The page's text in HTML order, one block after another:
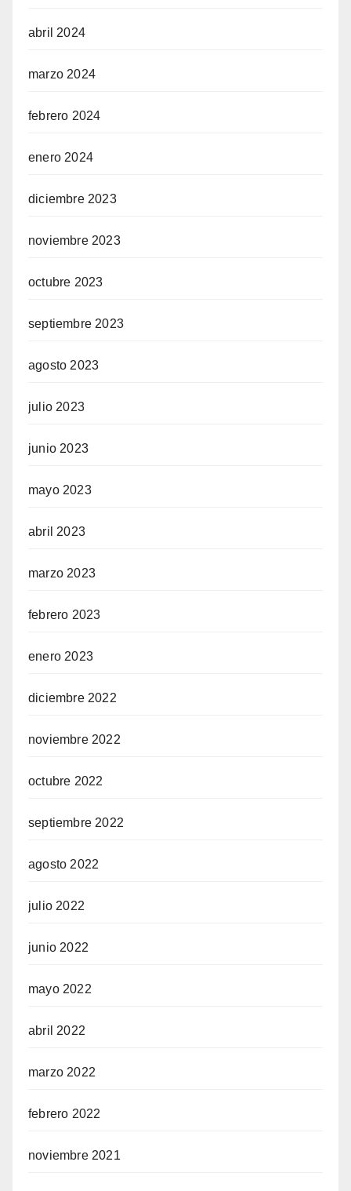
abril 2024
marzo 2024
febrero 2024
enero 2024
diciembre 2023
noviembre 2023
octubre 2023
septiembre 2023
agosto 2023
julio 2023
junio 2023
mayo 2023
abril 2023
marzo 2023
febrero 2023
enero 2023
diciembre 2022
noviembre 2022
octubre 2022
septiembre 2022
agosto 2022
julio 2022
junio 2022
mayo 2022
abril 2022
marzo 2022
febrero 2022
noviembre 2021